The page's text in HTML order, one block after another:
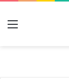
Menu